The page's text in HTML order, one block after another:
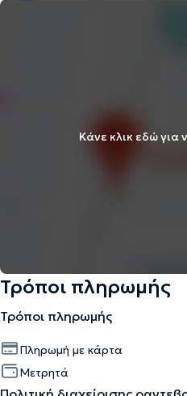
Κάνε κλικ εδώ για
Τρόποι πληρωμής
Τρόποι πληρωμής
Πληρωμή με κάρτα
Μετρητά